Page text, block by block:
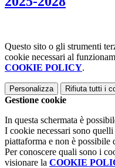
Questo sito o gli strumenti
cookie necessari al
COOKIE POLICY.
Personalizza Rifiuta tutti i
Gestione cookie
In questa schermata è
I cookie necessari sono
piattaforma e non è possibile
Per conoscere quali sono i
visionare la COOKIE